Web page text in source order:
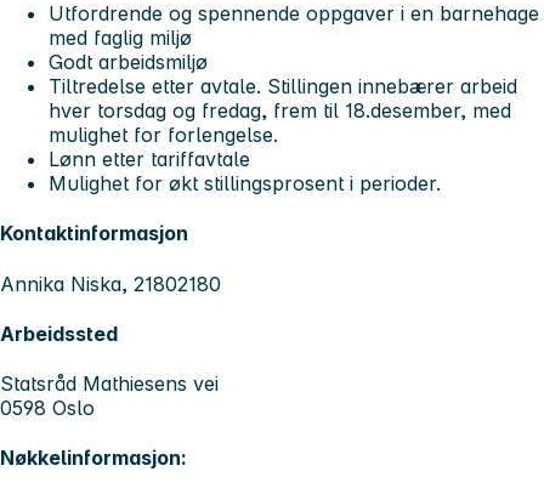
Utfordrende og spennende oppgaver i en barnehage
med faglig miljø
Godt arbeidsmiljø
Tiltredelse etter avtale. Stillingen innebærer arbeid
hver torsdag og fredag, frem til 18.desember, med
mulighet for forlengelse.
Lønn etter tariffavtale
Mulighet for økt stillingsprosent i perioder.
Kontaktinformasjon
Annika Niska, 21802180
Arbeidssted
Statsråd Mathiesens vei
0598 Oslo
Nøkkelinformasjon: